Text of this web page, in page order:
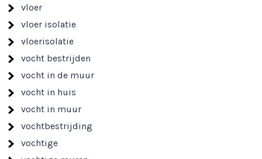
vloer
vloer isolatie
vloerisolatie
vocht bestrijden
vocht in de muur
vocht in huis
vocht in muur
vochtbestrijding
vochtige